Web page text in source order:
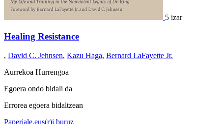
5 izar
Healing Resistance
, David C. Jehnsen, Kazu Haga, Bernard LaFayette Jr.
Aurrekoa Hurrengoa
Egoera ondo bidali da
Errorea egoera bidaltzean
Paperjale.eus(r)i buruz